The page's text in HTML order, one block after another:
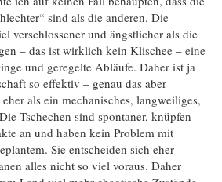
sind als die anderen. Die
verschlossener und ängstlicher als die
– das ist wirklich kein Klischee – eine
und geregelte Abläufe. Daher ist ja
so effektiv – genau das aber
als ein mechanisches, langweiliges,
Tschechen sind spontaner, knüpfen
an und haben kein Problem mit
Sie entscheiden sich eher
alles nicht so viel voraus. Daher